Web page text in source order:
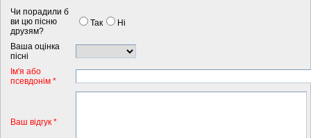
Чи порадили б
ви цю пісню
друзям?
Так Нi
Ваша оцінка
пісні
Iм'я або
псевдонiм *
Ваш відгук *